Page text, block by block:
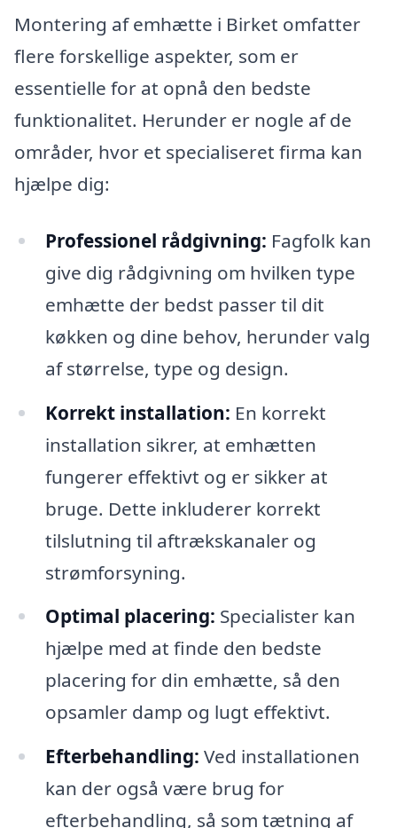
Montering af emhætte i Birket omfatter
flere forskellige aspekter, som er
essentielle for at opnå den bedste
funktionalitet. Herunder er nogle af de
områder, hvor et specialiseret firma kan
hjælpe dig:
Professionel rådgivning: Fagfolk kan
give dig rådgivning om hvilken type
emhætte der bedst passer til dit
køkken og dine behov, herunder valg
af størrelse, type og design.
Korrekt installation: En korrekt
installation sikrer, at emhætten
fungerer effektivt og er sikker at
bruge. Dette inkluderer korrekt
tilslutning til aftrækskanaler og
strømforsyning.
Optimal placering: Specialister kan
hjælpe med at finde den bedste
placering for din emhætte, så den
opsamler damp og lugt effektivt.
Efterbehandling: Ved installationen
kan der også være brug for
efterbehandling, så som tætning af